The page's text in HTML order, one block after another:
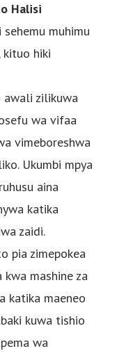
Halisi
muhimu
kituo hiki
awali zilikuwa
wa vifaa
vimeboreshwa
Ukumbi mpya
aina
katika
zaidi.
pia zimepokea
kwa mashine za
katika maeneo
kuwa tishio
wa